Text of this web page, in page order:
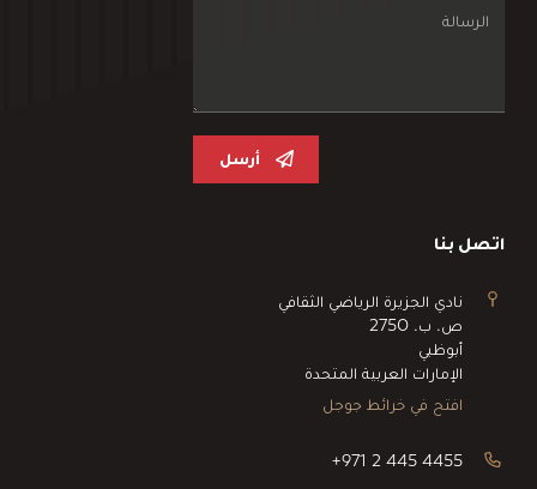
أرسل
اتصل بنا
نادي الجزيرة الرياضي الثقافي
ص. ب. 2750
أبوظبي
الإمارات العربية المتحدة
افتح في خرائط جوجل
+971 2 445 4455